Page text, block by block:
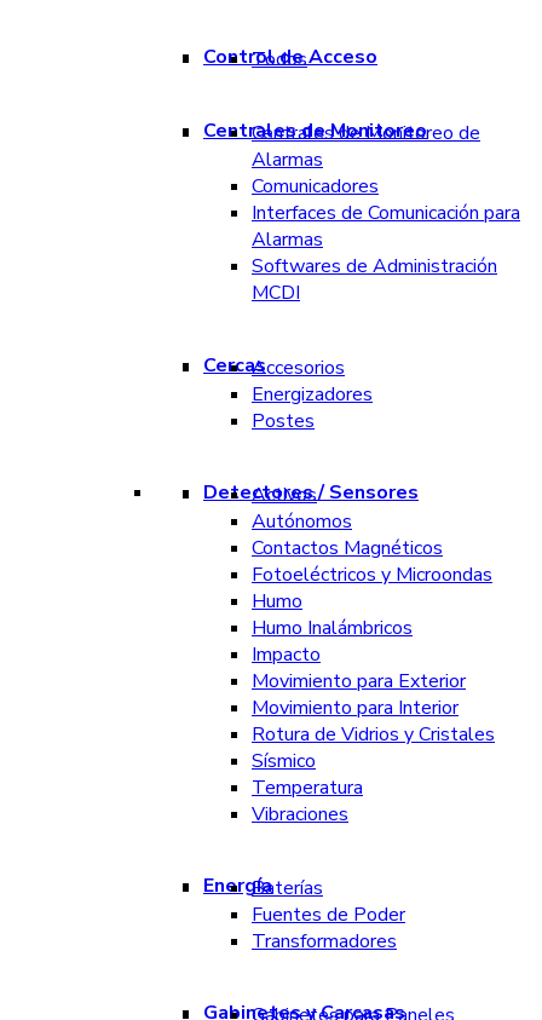
Control de Acceso
Todos
Centrales de Monitoreo
Centrales de Monitoreo de
Alarmas
Comunicadores
Interfaces de Comunicación para
Alarmas
Softwares de Administración
MCDI
CercasAccesorios
Energizadores
Postes
Detectores / Sensores
Activos
Autónomos
Contactos Magnéticos
Fotoeléctricos y Microondas
Humo
Humo Inalámbricos
Impacto
Movimiento para Exterior
Movimiento para Interior
Rotura de Vidrios y Cristales
Sísmico
Temperatura
Vibraciones
EnergíaBaterías
Fuentes de Poder
Transformadores
Gabinetes y Carcasas